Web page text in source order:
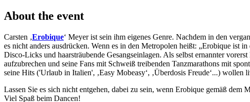
About the event
Carsten ‚Erobique‘ Meyer ist sein ihm eigenes Genre. Nachdem in den
es nicht anders ausdrücken. Wenn es in den Metropolen heißt: „Erobique ist
Disco-Licks und haarsträubende Gesangseinlagen. Als selbst ernannter
aufzubrechen und seine Fans mit Schweiß treibenden Tanzmarathons mit
seine Hits ('Urlaub in Italien', ‚Easy Mobeasy‘, ‚Überdosis Freude‘...) wollen
Lassen Sie es sich nicht entgehen, dabei zu sein, wenn Erobique gemäß dem
Viel Spaß beim Dancen!